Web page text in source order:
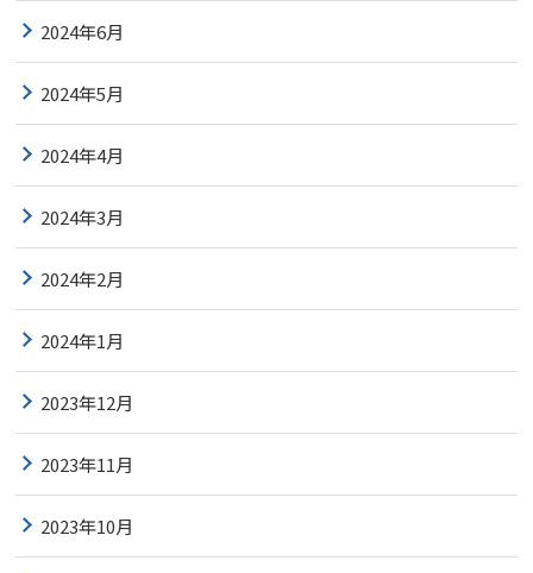
2024年6月
2024年5月
2024年4月
2024年3月
2024年2月
2024年1月
2023年12月
2023年11月
2023年10月